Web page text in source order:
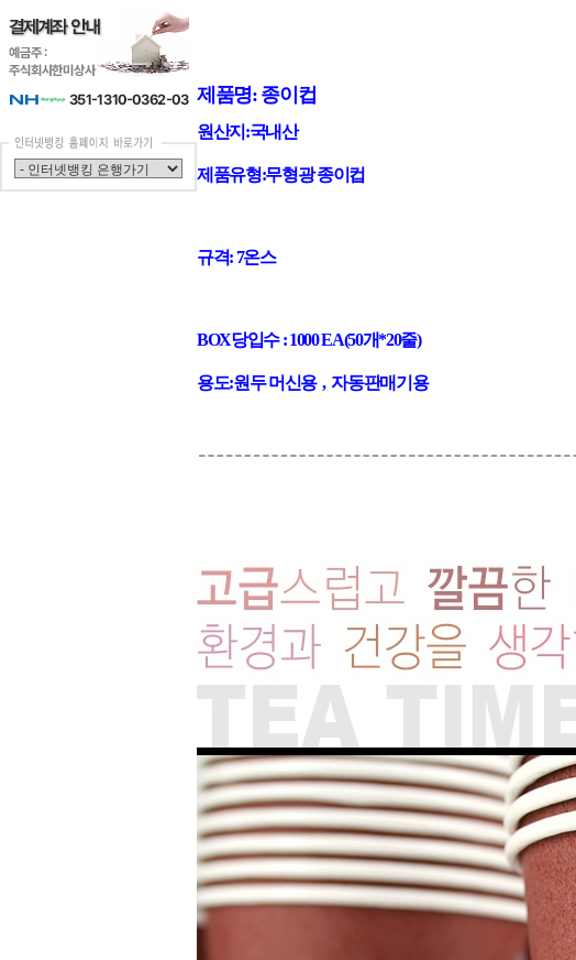
제품명: 종이컵
원산지:국내산
제품유형:무형광 종이컵
규격: 7온스
BOX당입수 : 1000 EA(50개*20줄)
용도:원두 머신용 , 자동판매기용